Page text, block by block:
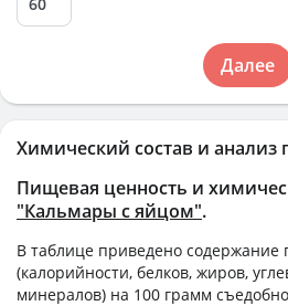
Химический состав и
Пищевая ценность и
"Кальмары с яйцом".
В таблице приведено
(калорийности, белков, жиров,
минералов) на 100 грамм
Далее